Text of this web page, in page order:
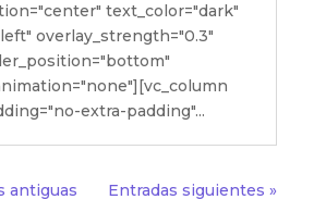
text_color="dark"
overlay_strength="0.3"
extra-padding"...
antiguas Entradas siguientes »